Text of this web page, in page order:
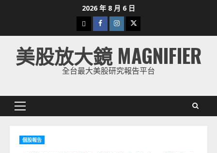
2026 年 8 月 6 日
下
載
美
股
Facebook
Instagram
Twitter
美股放大鏡 MAGNIFIER
全台最大美股研究報告平台
Primary
個股報告